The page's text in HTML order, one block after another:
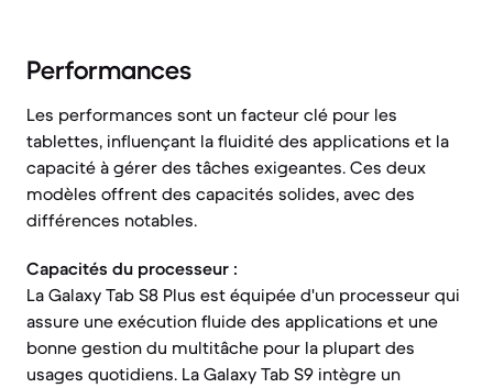
Performances
Les performances sont un facteur clé pour les
tablettes, influençant la fluidité des applications et la
capacité à gérer des tâches exigeantes. Ces deux
modèles offrent des capacités solides, avec des
différences notables.
Capacités du processeur :
La Galaxy Tab S8 Plus est équipée d'un processeur qui
assure une exécution fluide des applications et une
bonne gestion du multitâche pour la plupart des
usages quotidiens. La Galaxy Tab S9 intègre un